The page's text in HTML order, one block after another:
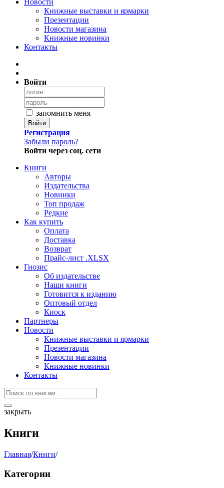
Новости
Книжные выставки и ярмарки
Презентации
Новости магазина
Книжные новинки
Контакты
Войти
запомнить меня
Войти
Регистрация
Забыли пароль?
Войти через соц. сети
Книги
Авторы
Издательства
Новинки
Топ продаж
Редкие
Как купить
Оплата
Доставка
Возврат
Прайс-лист .XLSX
Гнозис
Об издательстве
Наши книги
Готовится к изданию
Оптовый отдел
Киоск
Партнеры
Новости
Книжные выставки и ярмарки
Презентации
Новости магазина
Книжные новинки
Контакты
закрыть
Книги
Главная/Книги/
Категории